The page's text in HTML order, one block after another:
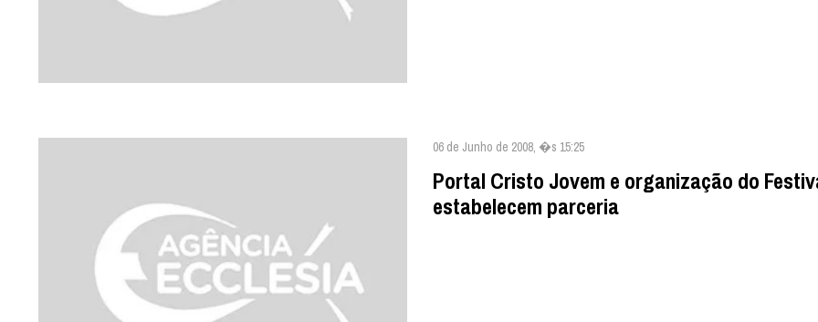
06 de Junho de 2008, �s 15:25
Portal Cristo Jovem e organização do
estabelecem parceria